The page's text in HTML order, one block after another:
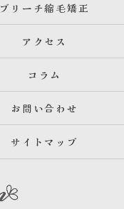
ブリーチ縮毛矯正
アクセス
コラム
お問い合わせ
サイトマップ